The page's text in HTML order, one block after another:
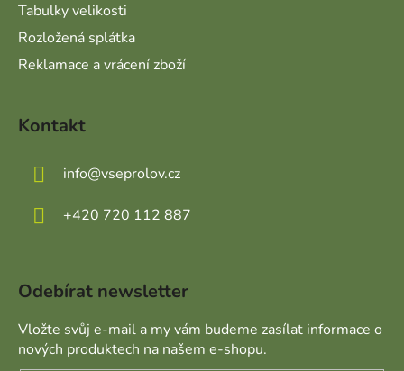
Tabulky velikosti
Rozložená splátka
Reklamace a vrácení zboží
Kontakt
info@vseprolov.cz
+420 720 112 887
Odebírat newsletter
Vložte svůj e-mail a my vám budeme zasílat informace o
nových produktech na našem e-shopu.